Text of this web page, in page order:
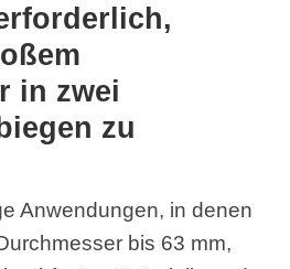
in zwei
zu
Anwendungen, in denen
bis 63 mm,